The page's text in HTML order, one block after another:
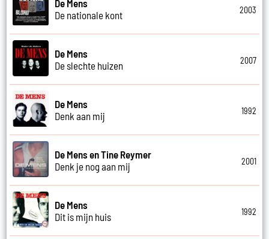
De Mens
De nationale kont
2003
De Mens
De slechte huizen
2007
De Mens
Denk aan mij
1992
De Mens en Tine Reymer
Denk je nog aan mij
2001
De Mens
Dit is mijn huis
1992